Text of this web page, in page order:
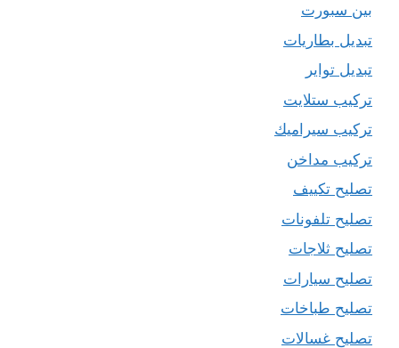
بين سبورت
تبديل بطاريات
تبديل تواير
تركيب ستلايت
تركيب سيراميك
تركيب مداخن
تصليح تكييف
تصليح تلفونات
تصليح ثلاجات
تصليح سيارات
تصليح طباخات
تصليح غسالات